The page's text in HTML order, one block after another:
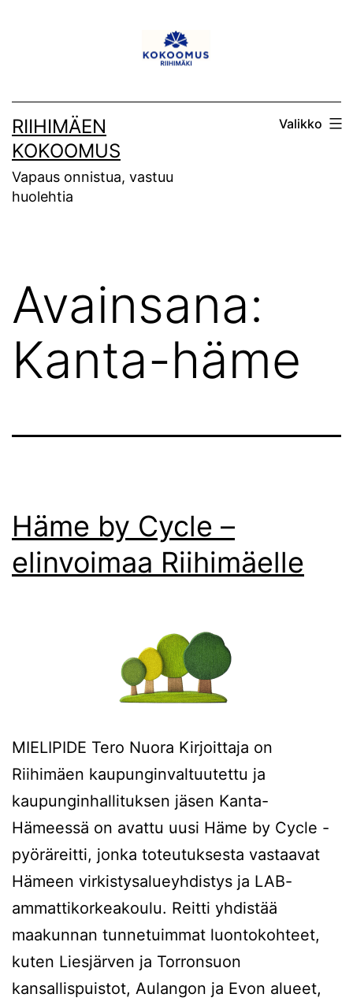
RIIHIMÄEN
KOKOOMUS
Vapaus onnistua, vastuu
huolehtia
Valikko
Avainsana:
Kanta-häme
Häme by Cycle –
elinvoimaa Riihimäelle
MIELIPIDE Tero Nuora Kirjoittaja on
Riihimäen kaupunginvaltuutettu ja
kaupunginhallituksen jäsen Kanta-
Hämeessä on avattu uusi Häme by Cycle -
pyöräreitti, jonka toteutuksesta vastaavat
Hämeen virkistysalueyhdistys ja LAB-
ammattikorkeakoulu. Reitti yhdistää
maakunnan tunnetuimmat luontokohteet,
kuten Liesjärven ja Torronsuon
kansallispuistot, Aulangon ja Evon alueet,